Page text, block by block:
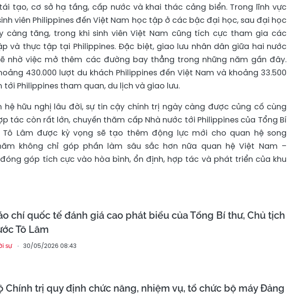
tạo, cơ sở hạ tầng, cấp nước và khai thác cảng biển. Trong lĩnh vực
viên Philippines đến Việt Nam học tập ở các bậc đại học, sau đại học
càng tăng, trong khi sinh viên Việt Nam cũng tích cực tham gia các
và thực tập tại Philippines. Đặc biệt, giao lưu nhân dân giữa hai nước
nhờ việc mở thêm các đường bay thẳng trong những năm gần đây.
430.000 lượt du khách Philippines đến Việt Nam và khoảng 33.500
tới Philippines tham quan, du lịch và giao lưu.
hệ hữu nghị lâu đời, sự tin cậy chính trị ngày càng được củng cố cùng
tác còn rất lớn, chuyến thăm cấp Nhà nước tới Philippines của Tổng Bí
Tô Lâm được kỳ vọng sẽ tạo thêm động lực mới cho quan hệ song
không chỉ góp phần làm sâu sắc hơn nữa quan hệ Việt Nam –
góp tích cực vào hòa bình, ổn định, hợp tác và phát triển của khu
chí quốc tế đánh giá cao phát biểu của Tổng Bí thư, Chủ tịch
Tô Lâm
sự 30/05/2026 08:43
Chính trị quy định chức năng, nhiệm vụ, tổ chức bộ máy Đảng